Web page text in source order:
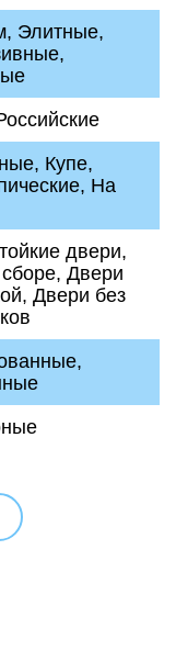
Элитные,
Купе,
На
двери,
Двери
Двери без